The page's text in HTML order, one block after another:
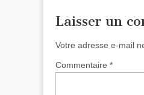
Laisser un
Votre adresse e-mail
Commentaire *